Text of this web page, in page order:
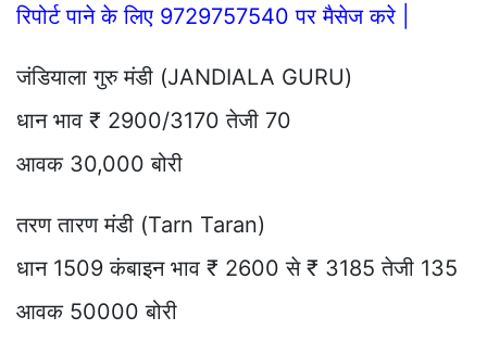
रिपोर्ट पाने के लिए 9729757540 पर मैसेज करे |
जंडियाला गुरु मंडी (JANDIALA GURU)
धान भाव ₹ 2900/3170 तेजी 70
आवक 30,000 बोरी
तरण तारण मंडी (Tarn Taran)
धान 1509 कंबाइन भाव ₹ 2600 से ₹ 3185 तेजी 135
आवक 50000 बोरी